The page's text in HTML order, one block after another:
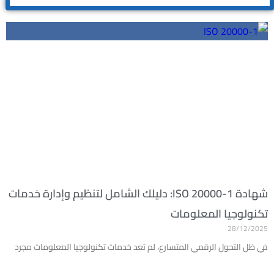
شهادة ISO 20000-1: دليلك الشامل لتنظيم وإدارة خدمات
تكنولوجيا المعلومات
28/12/2025
في ظل التحول الرقمي المتسارع، لم تعد خدمات تكنولوجيا المعلومات مجرد